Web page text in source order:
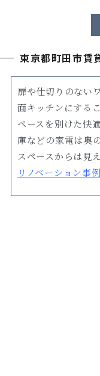
東京都町田市
扉や仕切りのない
面キッチンにする
ペースを別けた快
庫などの家電は奥
スペースからは見
リノベーション事